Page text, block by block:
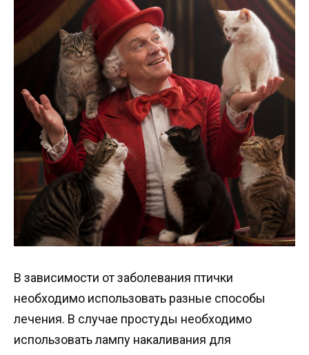
В зависимости от заболевания птички
необходимо использовать разные способы
лечения. В случае простуды необходимо
использовать лампу накаливания для